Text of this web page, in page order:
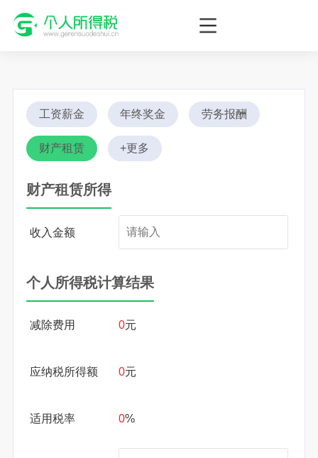
个人所得税网，最新个税资讯平台，您的个税管理专家！
工资薪金 年终奖金 劳务报酬
财产租赁 +更多
财产租赁所得
收入金额
个人所得税计算结果
减除费用 0元
应纳税所得额 0元
适用税率 0%